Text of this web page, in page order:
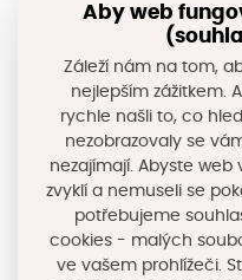
podporu místní
prostředí, získávání
dodržování
bezpečnosti práce,
nakupování.
Více informací o
Aby web
Záleží nám na tom,
nejlepším zážitkem.
rychle našli to, co
nezobrazovaly se
nezajímají. Abyste web
zvyklí a nemuseli se
potřebujeme
cookies - malých
ve vašem prohlížeči.